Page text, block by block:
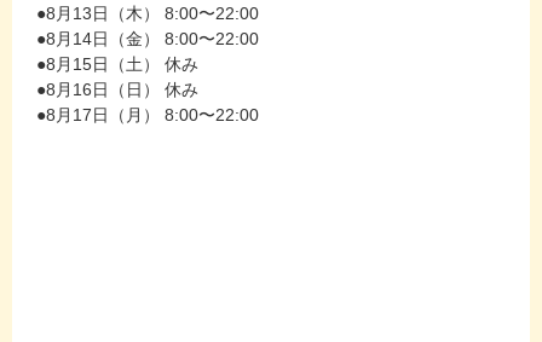
●8月13日（木） 8:00〜22:00
●8月14日（金） 8:00〜22:00
●8月15日（土） 休み
●8月16日（日） 休み
●8月17日（月） 8:00〜22:00